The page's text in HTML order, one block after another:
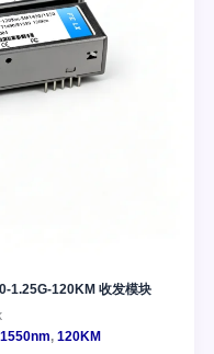
1.25G-120KM 收发模块
1550nm,120KM